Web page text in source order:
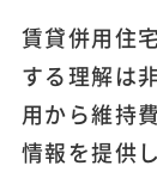
賃貸併用住
する理解は
用から維持
情報を提供